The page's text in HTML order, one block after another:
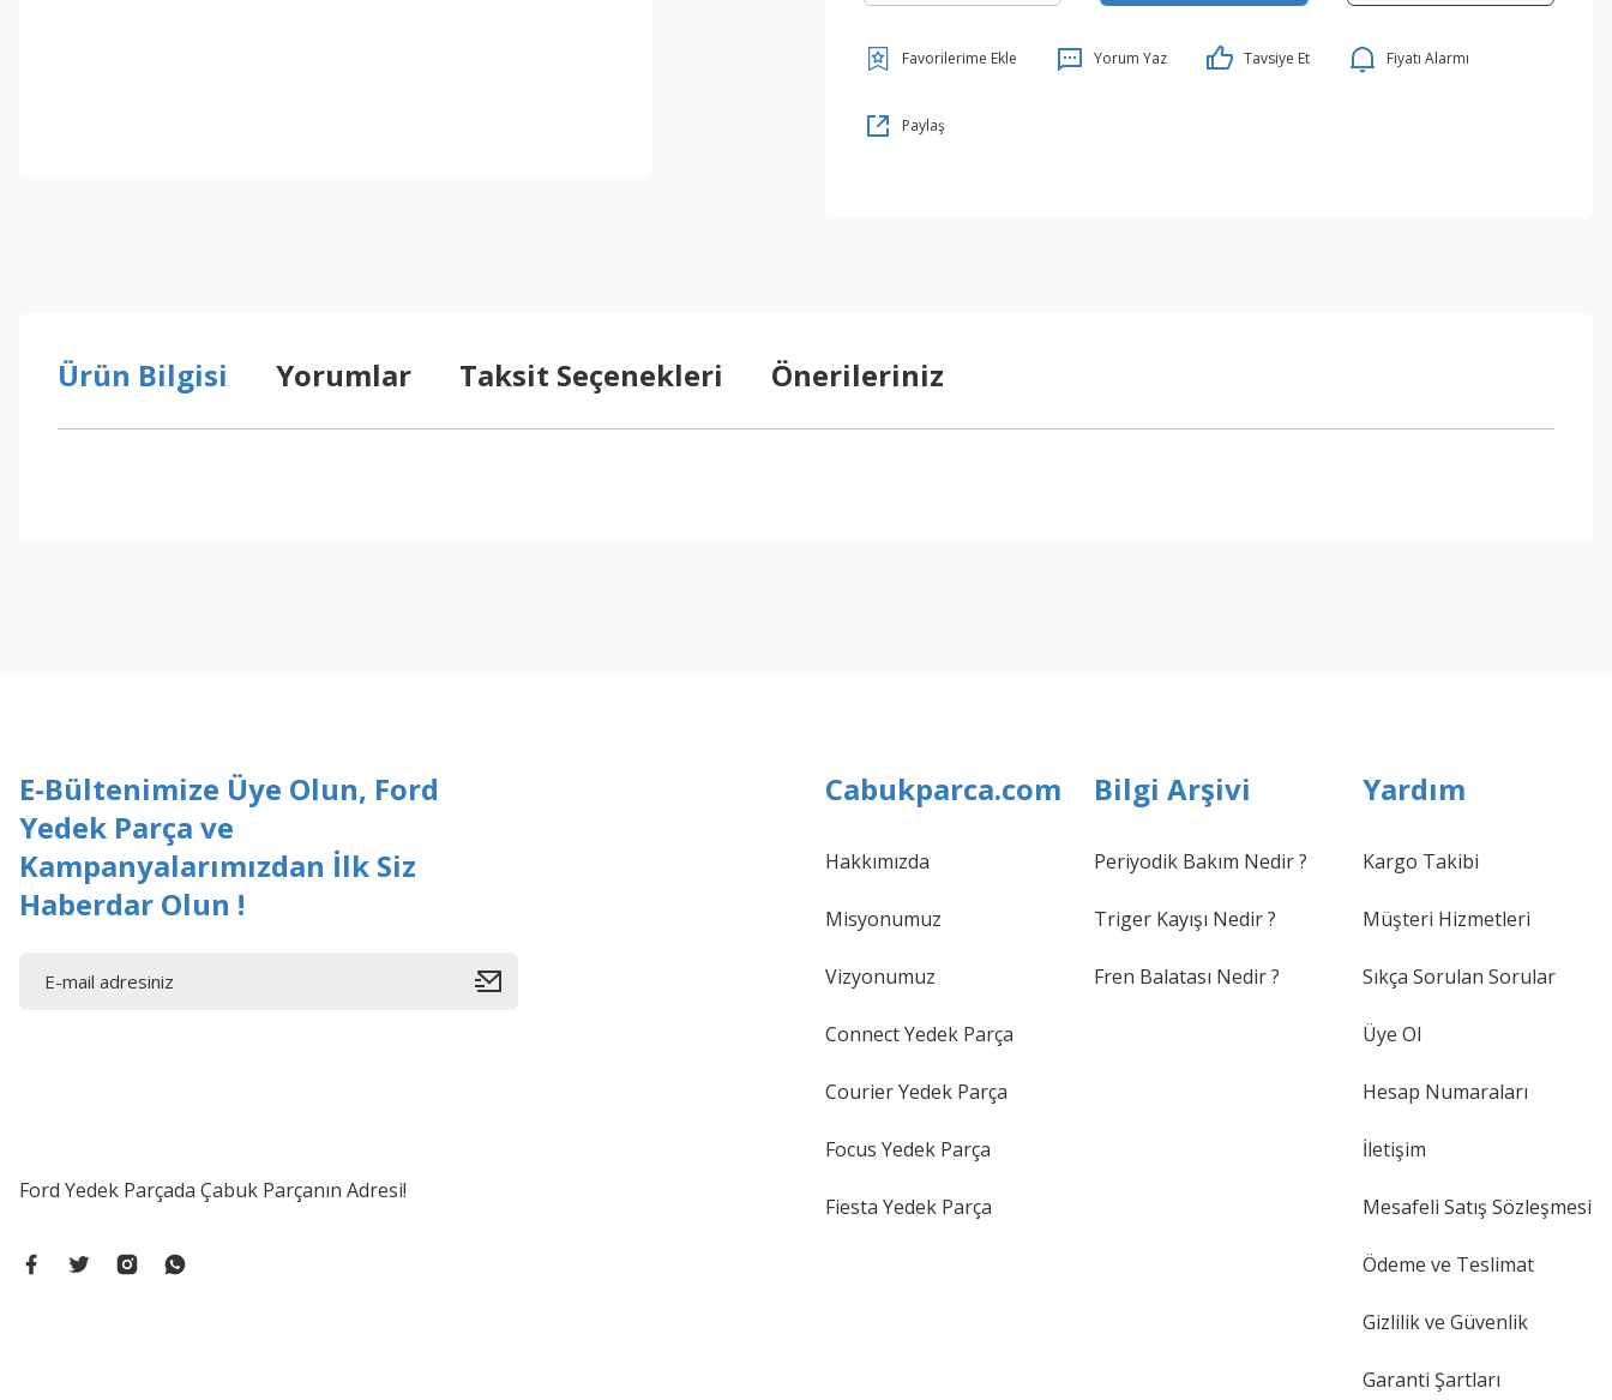
Yorum Yaz Tavsiye Et Fiyatı Alarmı
Paylaş
Ürün Bilgisi Yorumlar Taksit Seçenekleri Önerileriniz
E-Bültenimize Üye Olun, Ford
Yedek Parça ve
Kampanyalarımızdan İlk Siz
Haberdar Olun !
Ford Yedek Parçada Çabuk Parçanın Adresi!
Cabukparca.com
Hakkımızda
Misyonumuz
Vizyonumuz
Connect Yedek Parça
Courier Yedek Parça
Focus Yedek Parça
Fiesta Yedek Parça
Bilgi Arşivi
Periyodik Bakım Nedir ?
Triger Kayışı Nedir ?
Fren Balatası Nedir ?
Yardım
Kargo Takibi
Müşteri Hizmetleri
Sıkça Sorulan Sorular
Üye Ol
Hesap Numaraları
İletişim
Mesafeli Satış Sözleşmesi
Ödeme ve Teslimat
Gizlilik ve Güvenlik
Garanti Şartları